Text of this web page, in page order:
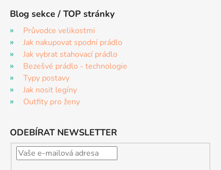
Blog sekce / TOP stránky
Průvodce velikostmi
Jak nakupovat spodní prádlo
Jak vybrat stahovací prádlo
Bezešvé prádlo - technologie
Typy postavy
Jak nosit legíny
Outfity pro ženy
ODEBÍRAT NEWSLETTER